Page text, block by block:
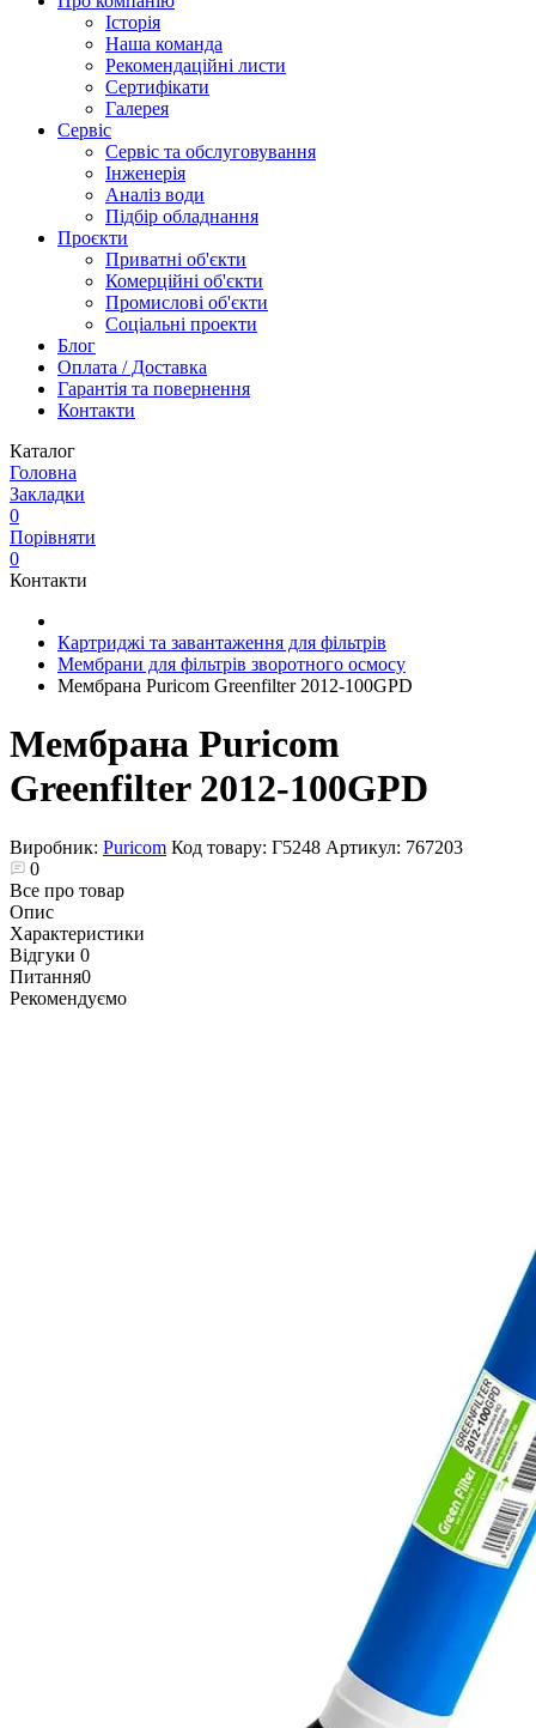
Історія
Наша команда
Рекомендаційні листи
Сертифікати
Галерея
Сервіс
Сервіс та обслуговування
Інженерія
Аналіз води
Підбір обладнання
Проєкти
Приватні об'єкти
Комерційні об'єкти
Промислові об'єкти
Соціальні проекти
Блог
Оплата / Доставка
Гарантія та повернення
Контакти
Каталог
Головна
Закладки
0
Порівняти
0
Контакти
Картриджі та завантаження для фільтрів
Мембрани для фільтрів зворотного осмосу
Мембрана Puricom Greenfilter 2012-100GPD
Мембрана Puricom
Greenfilter 2012-100GPD
Виробник: Puricom Код товару: Г5248 Артикул: 767203
0
Все про товар
Опис
Характеристики
Відгуки 0
Питання0
Рекомендуємо